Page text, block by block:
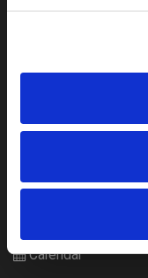
Teatru
festivaluri
Cultura
Calendar